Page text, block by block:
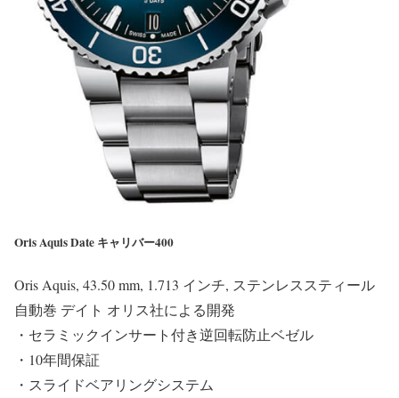
Oris Aquis Date キャリバー400
Oris Aquis, 43.50 mm, 1.713 インチ, ステンレススティール
自動巻 デイト オリス社による開発
・セラミックインサート付き逆回転防止ベゼル
・10年間保証
・スライドベアリングシステム